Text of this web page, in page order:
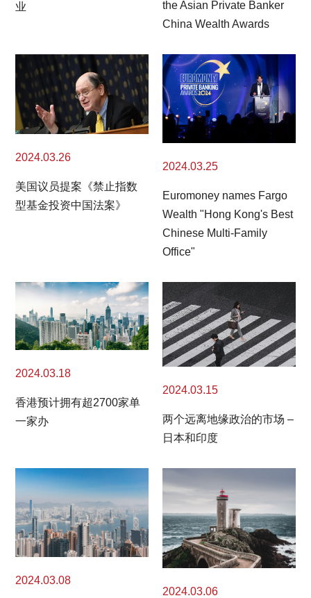
业
the Asian Private Banker
China Wealth Awards
2024.03.26
美国议员提案《禁止指数
型基金投资中国法案》
2024.03.25
Euromoney names Fargo
Wealth "Hong Kong's Best
Chinese Multi-Family
Office"
2024.03.18
香港预计拥有超2700家单
一家办
2024.03.15
两个远离地缘政治的市场 –
日本和印度
2024.03.08
2024.03.06